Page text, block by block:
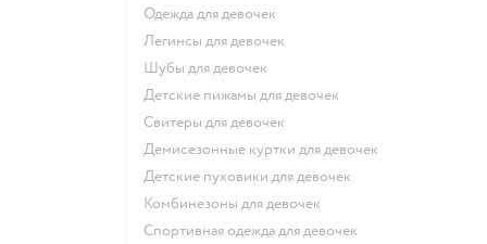
Одежда для девочек
Легинсы для девочек
Шубы для девочек
Детские пижамы для девочек
Свитеры для девочек
Демисезонные куртки для девочек
Детские пуховики для девочек
Комбинезоны для девочек
Спортивная одежда для девочек